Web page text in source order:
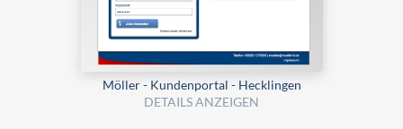
Möller - Kundenportal - Hecklingen
DETAILS ANZEIGEN